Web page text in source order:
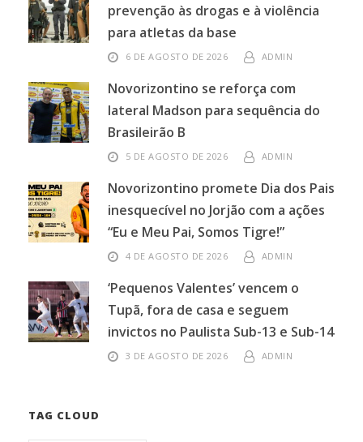
prevenção às drogas e à violência
para atletas da base
6 DE AGOSTO DE 2026 ADMIN
Novorizontino se reforça com
lateral Madson para sequência do
Brasileirão B
5 DE AGOSTO DE 2026 ADMIN
Novorizontino promete Dia dos Pais
inesquecível no Jorjão com a ações
“Eu e Meu Pai, Somos Tigre!”
4 DE AGOSTO DE 2026 ADMIN
‘Pequenos Valentes’ vencem o
Tupã, fora de casa e seguem
invictos no Paulista Sub-13 e Sub-14
3 DE AGOSTO DE 2026 ADMIN
TAG CLOUD